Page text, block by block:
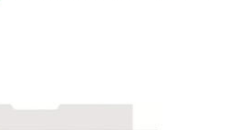
hvězdiček.